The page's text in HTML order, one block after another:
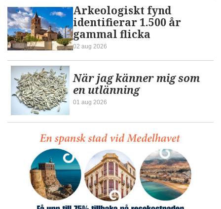
Arkeologiskt fynd
identifierar 1.500 år
gammal flicka
02 aug 2026
När jag känner mig som
en utlänning
01 aug 2026